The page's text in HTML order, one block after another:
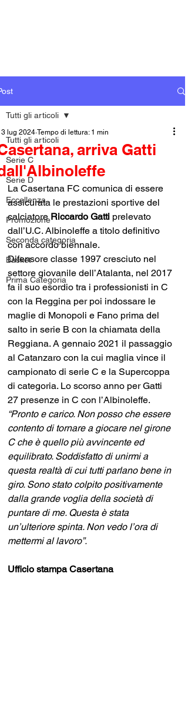
Tutti gli articoli
Serie C
Serie D
Eccellenza
Promozione
Seconda categoria
Basket
Prima Categoria
Tutti gli articoli
arriva Gatti
lug 2024 Tempo di lettura: 1 min
La Casertana FC comunica di essere
assicurata le prestazioni sportive del
calciatore Riccardo Gatti prelevato
dall’U.C. Albinoleffe a titolo definitivo
con accordo biennale.
Difensore classe 1997 cresciuto nel
settore giovanile dell’Atalanta, nel 2017
fa il suo esordio tra i professionisti in C
con la Reggina per poi indossare le
maglie di Monopoli e Fano prima del
salto in serie B con la chiamata della
Reggiana. A gennaio 2021 il passaggio
al Catanzaro con la cui maglia vince il
campionato di serie C e la Supercoppa
di categoria. Lo scorso anno per Gatti
27 presenze in C con l’Albinoleffe.
“Pronto e carico. Non posso che essere
contento di tornare a giocare nel girone
C che è quello più avvincente ed
equilibrato. Soddisfatto di unirmi a
questa realtà di cui tutti parlano bene in
giro. Sono stato colpito positivamente
dalla grande voglia della società di
puntare di me. Questa è stata
un’ulteriore spinta. Non vedo l’ora di
mettermi al lavoro”.
Ufficio stampa Casertana